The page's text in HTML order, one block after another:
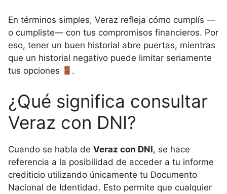
En términos simples, Veraz refleja cómo cumplís —
o cumpliste— con tus compromisos financieros. Por
eso, tener un buen historial abre puertas, mientras
que un historial negativo puede limitar seriamente
tus opciones
.
¿Qué significa consultar
Veraz con DNI?
Cuando se habla de Veraz con DNI, se hace
referencia a la posibilidad de acceder a tu informe
crediticio utilizando únicamente tu Documento
Nacional de Identidad. Esto permite que cualquier